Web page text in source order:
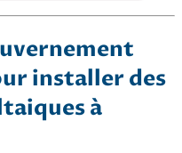
installer des
à